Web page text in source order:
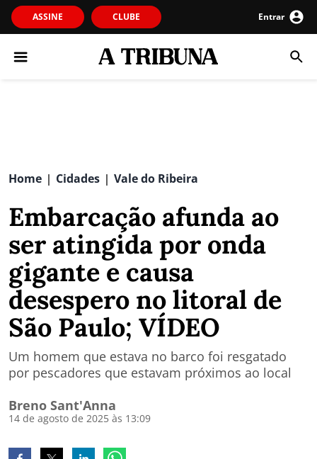
ASSINE CLUBE Entrar
Home | Cidades | Vale do Ribeira
Embarcação afunda ao
ser atingida por onda
gigante e causa
desespero no litoral de
São Paulo; VÍDEO
Um homem que estava no barco foi resgatado
por pescadores que estavam próximos ao local
Breno Sant'Anna
14 de agosto de 2025 às 13:09